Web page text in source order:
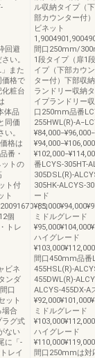
回避
い。
また
価格で
粧台
体品
同価
。
格は
番・
トの
ト付
ト
（コ
個
トレ
ビネ
ンダ
口
ット
場合
ラグ式
ない
に「-
レイ
ル収納タイプ（
部カウンター付
ビネット
間口250mm/
1段タイプ（扉1
イプ（下部カウ
ター付）下部収
ランドリー収納
イプランドリー
口250mm品番
255HWL(R)-
番LCYS-305HT-
305DSL(R)-
305HK-ALCYS-
ード
ミドルグレード
ハイグレード
間口450mm品番
455HSL(R)-
455DWL(R)-
ALCYS-455DX-A
ミドルグレード
ハイグレード
間口250mmは対